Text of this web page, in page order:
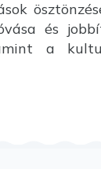
és
a